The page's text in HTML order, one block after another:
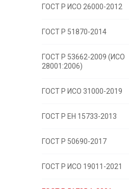
ГОСТ Р ИСО 26000-2012
ГОСТ Р 51870-2014
ГОСТ Р 53662-2009 (ИСО
28001:2006)
ГОСТ Р ИСО 31000-2019
ГОСТ Р EH 15733-2013
ГОСТ Р 50690-2017
ГОСТ Р ИСО 19011-2021